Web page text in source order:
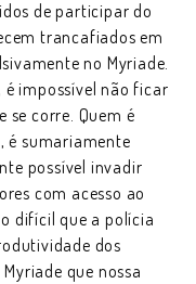
de participar do
trancafiados em
no Myriade.
é impossível não ficar
se corre. Quem é
é sumariamente
possível invadir
com acesso ao
difícil que a polícia
dos
que nossa